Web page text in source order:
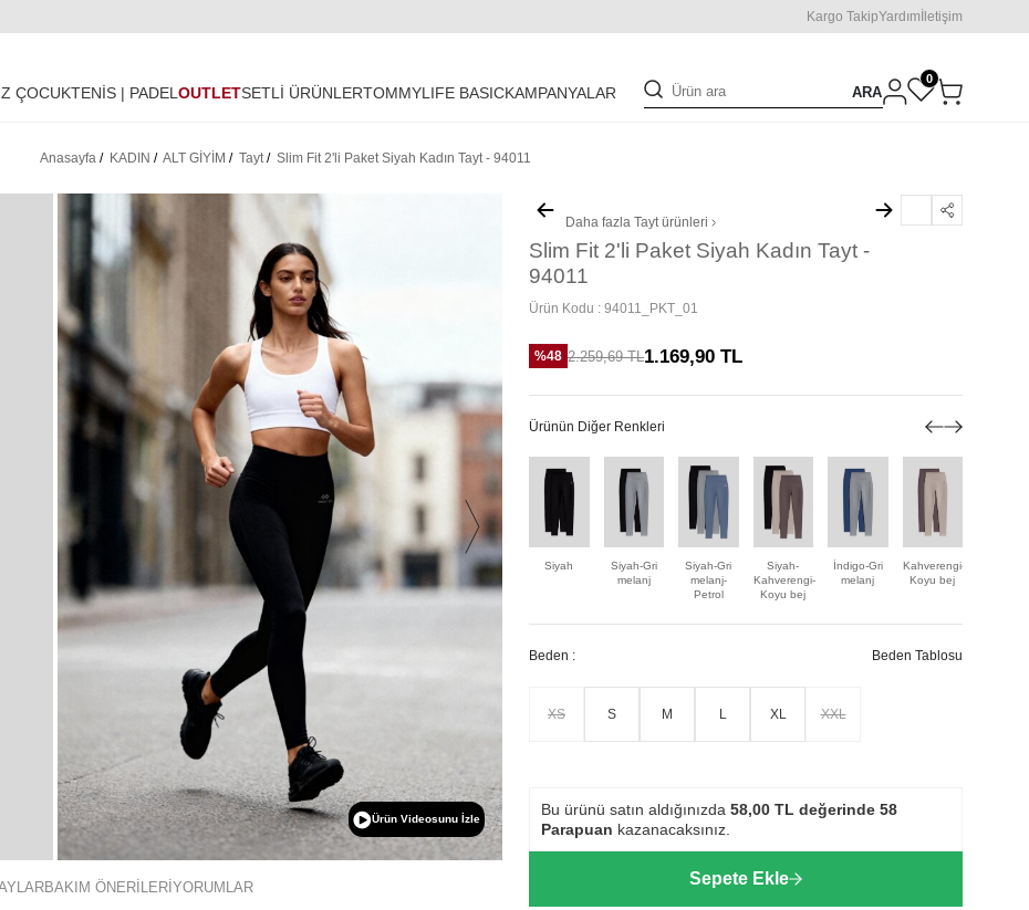
Kargo TakipYardım İletişim
ÇOCUKTENİS | PADELOUTLETSETLİ ÜRÜNLERTOMMYLIFE BASICKAMPANYALAR ARA
0
Anasayfa / KADIN / ALT GİYİM / Tayt/ Slim Fit 2'li Paket Siyah Kadın Tayt - 94011
Ürün Videosunu İzle
BAKIM ÖNERİLERİ YORUMLAR
Daha fazla Taytürünleri
Slim Fit 2'li Paket Siyah Kadın Tayt -
94011
Ürün Kodu : 94011_PKT_01
%48 2.259,69TL1.169,90 TL
Ürünün Diğer Renkleri
Siyah
Siyah-Gri
melanj
Siyah-Gri
melanj-
Petrol
Siyah-
Kahverengi-
Koyu bej
İndigo-Gri
melanj
Kahverengi-
Koyu bej
Beden : Beden Tablosu
XS S M L XL XXL
Bu ürünü satın aldığınızda 58,00 TL değerinde 58
Parapuan kazanacaksınız.
Sepete Ekle